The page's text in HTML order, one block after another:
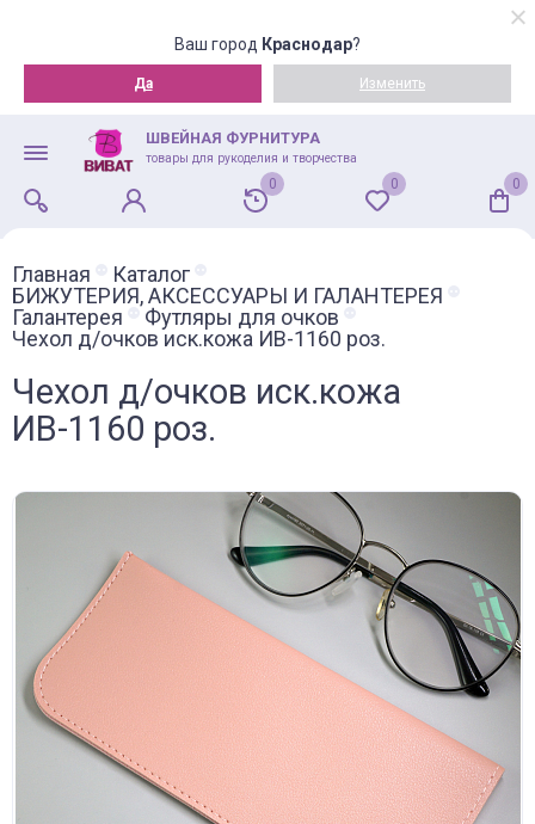
Ваш город Краснодар?
Да Изменить
ШВЕЙНАЯ ФУРНИТУРА
товары для рукоделия и творчества
0 0 0
Главная
Каталог
БИЖУТЕРИЯ, АКСЕССУАРЫ И ГАЛАНТЕРЕЯ
Галантерея
Футляры для очков
Чехол д/очков иск.кожа ИВ-1160 роз.
Чехол д/очков иск.кожа
ИВ-1160 роз.